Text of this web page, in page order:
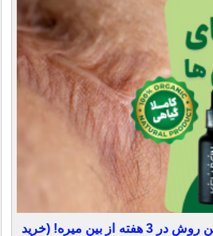
جای هر زخم و بخیه با این روش در 3 هفته از بین میره! (خرید